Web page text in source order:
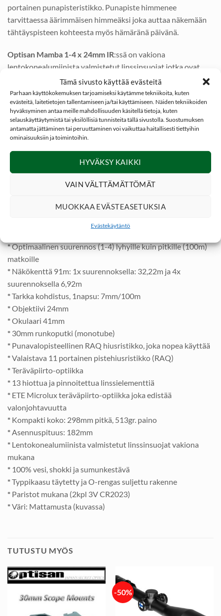
Tämä sivusto käyttää evästeitä
Parhaan käyttökokemuksen tarjoamiseksi käytämme tekniikoita, kuten
evästeitä, laitetietojen tallentamiseen ja/tai käyttämiseen. Näiden tekniikoiden
hyväksyminen antaa meille mahdollisuuden käsitellä tietoja, kuten
selauskäyttäytymistä tai yksilöllisiä tunnisteita tällä sivustolla. Suostumuksen
antamatta jättäminen tai peruuttaminen voi vaikuttaa haitallisesti tiettyihin
ominaisuuksiin ja toimintoihin.
HYVÄKSY KAIKKI
VAIN VÄLTTÄMÄTTÖMÄT
MUOKKAA EVÄSTEASETUKSIA
Evästekäytäntö
portainen punapisteristikko. Punapiste himmenee
tarvittaessa äärimmäisen himmeäksi joka auttaa näkemään
tähtäyspisteen kohteesta myös hämäränä päivänä.
Optisan Mamba 1-4 x 24mm IR:ssä on vakiona
lentokonealumiinista valmistetut linssinsuojat jotka ovat
varustettu O-renkailla. Linssinsuojan O-rengas pitää linssit
aina puhtaina ja kuivina säällä kuin säällä. Linssinsuojat
kääntyvät portaattomasti ja äänettömästi 270°. Kiikarissa
vakiotoimituksen mukana on myös varaparisto, joka kulkee
kätevästi aina mukana tornin suojakannen takana.
Optisan Mamba 1-4 x 24mm IRantaa laajan kuvanäkymä.
Leveys 91 metrin etäisyydellä: 32.22m – 6.92m (1 – 4x
suurennos).
kestävä metsästyskäyttöön suunniteltu tähtäinkiikari.
*Optimaalinen suurennos (1-4) lyhyille kuin pitkille (100m)
matkoille
* Näkökenttä 91m: 1x suurennoksella: 32,22m ja 4x
suurennoksella 6,92m
*Tarkka kohdistus, 1napsu: 7mm/100m
*Objektiivi 24mm
*Okulaari 41mm
* 30mm runkoputki (monotube)
* Punavalopisteellinen RAQ hiusristikko, joka nopea käyttää
*Valaistava 11 portainen pistehiusristikko (RAQ)
*Teräväpiirto-optiikka
* 13 hiottua ja pinnoitettua linssielementtiä
* ETE Microlux teräväpiirto-optiikka joka edistää
valonjohtavuutta
* Kompakti koko: 298mm pitkä, 513gr. paino
*Asennuspituus: 182mm
* Lentokonealumiinista valmistetut linssinsuojat vakiona
mukana
* 100% vesi, shokki ja sumunkestävä
*Typpikaasu täytetty ja O-rengas suljettu rakenne
* Paristot mukana (2kpl 3V CR2023)
*Väri: Mattamusta (kuvassa)
TUTUSTU MYÖS
-50%